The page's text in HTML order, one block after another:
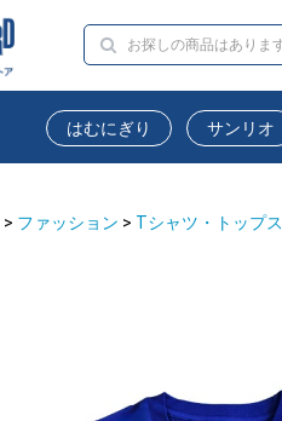
はむにぎり サンリオ
> ファッション > Tシャツ・トップス